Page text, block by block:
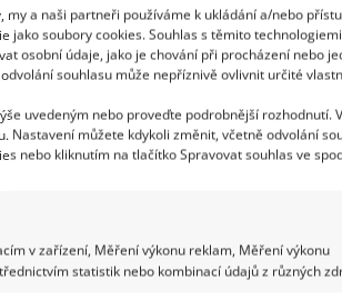
my a naši partneři používáme k ukládání a/nebo
jako soubory cookies. Souhlas s těmito
osobní údaje, jako je chování při procházení nebo
souhlasu může nepříznivě ovlivnit určité
uvedeným nebo proveďte podrobnější rozhodnutí.
Nastavení můžete kdykoli změnit, včetně odvolání
nebo kliknutím na tlačítko Spravovat souhlas ve
v zařízení, Měření výkonu reklam, Měření výkonu
statistik nebo kombinací údajů z různých
sám od sebe. Jindy mu
větru, hlodavcům či vibracím,